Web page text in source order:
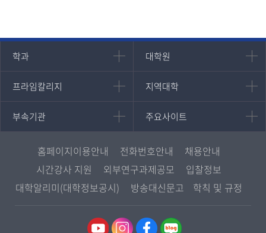
학과
인문과학대학
국어국문학과
영어영문학과
일본학과
사회과학대학
대학원
대학원
대학원
경영대학원
프라임칼리지
프라임칼리지
학사학위과정
평생교육과정
지역대학
지역대학
지역대학 포털
서울지역대학
대구경북지역대학
인천지역대학
광주전남지역대학
울산지역대학
부속기관
부속기관
중앙도서관
원격교육혁신연구원
통합인문학연구소
디지털미디어센터
주요사이트
주요사이트
멘토링
진로심리상담
교육정보화본부
국립대학육성사업
홈페이지이용안내 전화번호안내
채용안내
시간강사 지원
외부연구과제공모
입찰정보
대학알리미(대학정보공시)
방송대신문고 학칙 및 규정